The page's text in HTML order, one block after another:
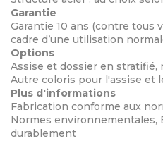
Garantie
Garantie 10 ans (contre tous
cadre d’une utilisation
Options
Assise et dossier en stratifié,
Autre coloris pour l'assise et
Plus d'informations
Fabrication conforme aux
Normes environnementales,
durablement